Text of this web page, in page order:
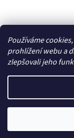
Používáme
prohlížení webu a
zlepšovali jeho